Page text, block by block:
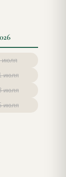
июля
июля
июля
июля